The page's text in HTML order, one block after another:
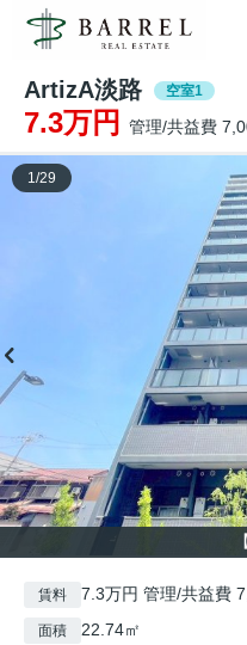
ArtizA淡路 空室1
7.3万円 管理/共益費
1/29
賃料 7.3万円 管理/共益費
面積 22.74㎡